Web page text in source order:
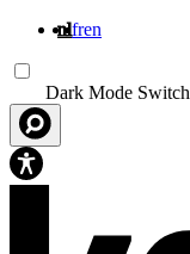
nlfren
Dark Mode Switch